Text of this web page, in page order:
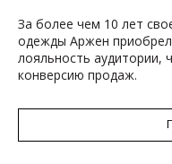
За более чем 10 лет
одежды Аржен
лояльность аудитории,
конверсию продаж.